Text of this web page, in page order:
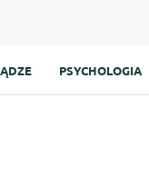
PSYCHOLOGIA